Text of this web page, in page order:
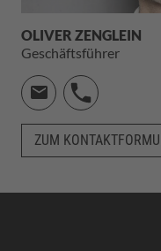
OLIVER ZENGLEIN
Geschäftsführer
ZUM